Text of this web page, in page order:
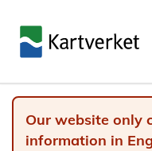
Our website only
information in